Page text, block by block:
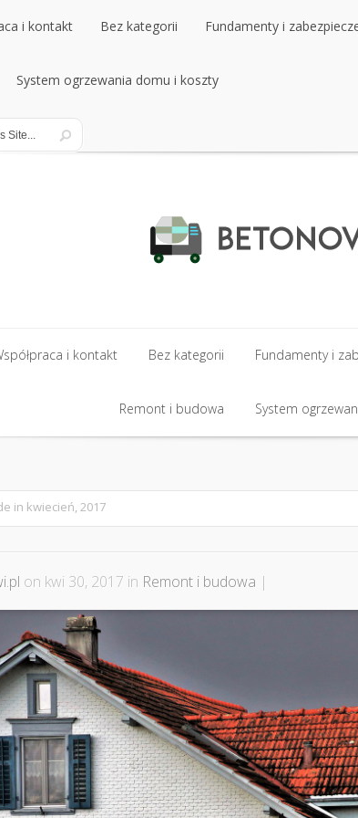
i kontakt
i kontakt
Bez kategorii
Bez kategorii
Fundamenty i
Fundamenty i
System ogrzewania domu i koszty
System ogrzewania domu i koszty
i kontakt Bez kategorii
Bez kategorii
Fundamenty i
Fundamenty i
Remont i budowa System
in kwiecień, 2017
on kwi 30, 2017 in Remont i budowa |